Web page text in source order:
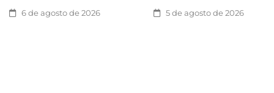
6 de agosto de 2026 5 de agosto de 2026